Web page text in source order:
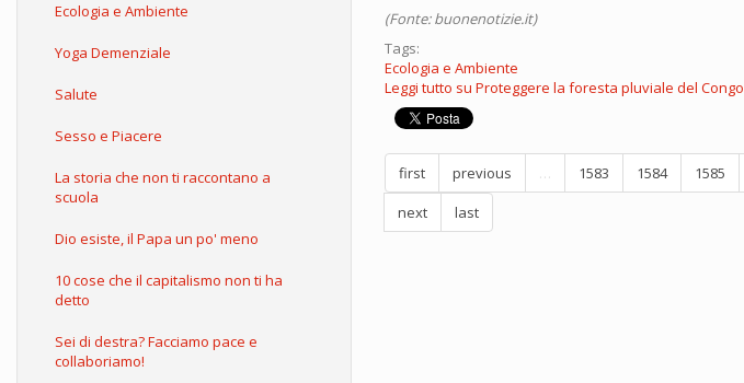
Ecologia e Ambiente
Yoga Demenziale
Salute
Sesso e Piacere
La storia che non ti raccontano a
scuola
Dio esiste, il Papa un po' meno
10 cose che il capitalismo non ti ha
detto
Sei di destra? Facciamo pace e
collaboriamo!
(Fonte: buonenotizie.it)
Tags:
Ecologia e Ambiente
Leggi tutto su Proteggere la foresta pluviale del Congo
first previous … 1583 1584 1585
next
last